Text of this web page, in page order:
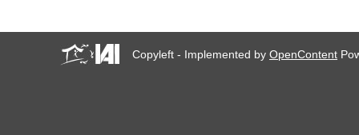
Copyleft - Implemented byOpenContent